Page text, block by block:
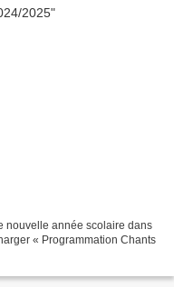
nouvelle année scolaire dans
« Programmation Chants